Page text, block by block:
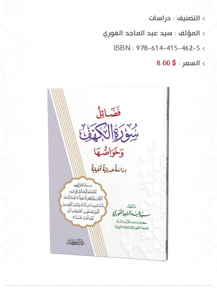
التصنيف : دراسات
المؤلف : سيد عبد الماجد الغوري
ISBN : 978-614-415-462-5
السعر : $ 8.00